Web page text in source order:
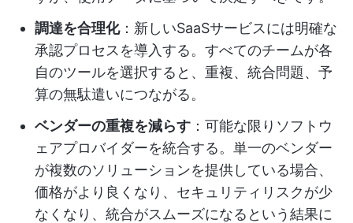
調達を合理化：新しいSaaSサービスには明確な
承認プロセスを導入する。すべてのチームが各
自のツールを選択すると、重複、統合問題、予
算の無駄遣いにつながる。
ベンダーの重複を減らす ：可能な限りソフトウ
ェアプロバイダーを統合する。単一のベンダー
が複数のソリューションを提供している場合、
価格がより良くなり、セキュリティリスクが少
なくなり、統合がスムーズになるという結果に